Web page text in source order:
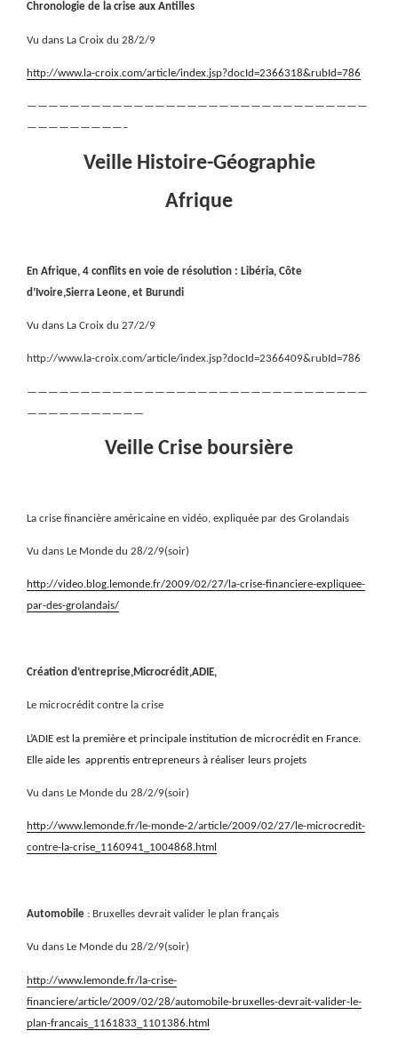
Chronologie de la crise aux Antilles
Vu dans La Croix du 28/2/9
http://www.la-croix.com/article/index.jsp?docId=2366318&rubId=786
————————————————————————————————
—————————–
Veille Histoire-Géographie
Afrique
En Afrique, 4 conflits en voie de résolution : Libéria, Côte
d’Ivoire,Sierra Leone, et Burundi
Vu dans La Croix du 27/2/9
http://www.la-croix.com/article/index.jsp?docId=2366409&rubId=786
————————————————————————————————
———————————
Veille Crise boursière
La crise financière américaine en vidéo, expliquée par des Grolandais
Vu dans Le Monde du 28/2/9(soir)
http://video.blog.lemonde.fr/2009/02/27/la-crise-financiere-expliquee-
par-des-grolandais/
Création d’entreprise,Microcrédit,ADIE,
Le microcrédit contre la crise
L’ADIE est la première et principale institution de microcrédit en France.
Elle aide les apprentis entrepreneurs à réaliser leurs projets
Vu dans Le Monde du 28/2/9(soir)
http://www.lemonde.fr/le-monde-2/article/2009/02/27/le-microcredit-
contre-la-crise_1160941_1004868.html
Automobile : Bruxelles devrait valider le plan français
Vu dans Le Monde du 28/2/9(soir)
http://www.lemonde.fr/la-crise-
financiere/article/2009/02/28/automobile-bruxelles-devrait-valider-le-
plan-francais_1161833_1101386.html